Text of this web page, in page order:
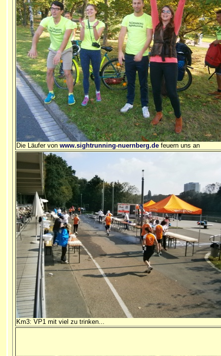
Die Läufer von www.sightrunning-nuernberg.de feuern uns an
Km3: VP1 mit viel zu trinken...